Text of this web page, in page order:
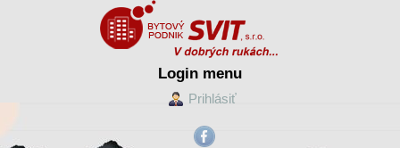
Login menu
Prihlásiť